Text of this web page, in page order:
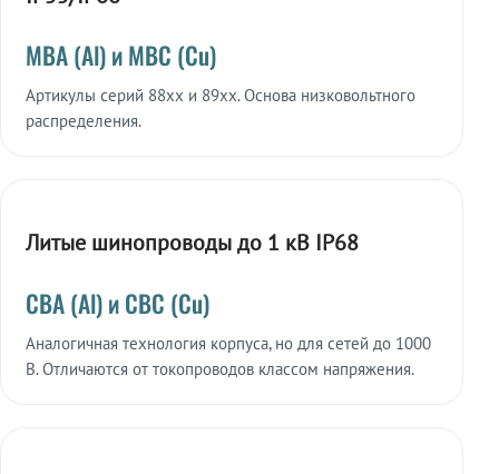
МВА (Al) и МВС (Cu)
Артикулы серий 88xx и 89xx. Основа низковольтного
распределения.
Литые шинопроводы до 1 кВ IP68
СВА (Al) и СВС (Cu)
Аналогичная технология корпуса, но для сетей до 1000
В. Отличаются от токопроводов классом напряжения.